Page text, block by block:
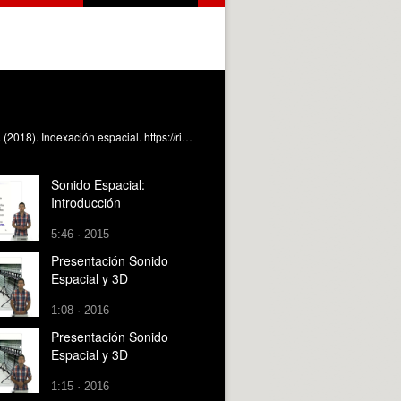
Este OA muestra el concepto de indexado espacial y las ventajas de tener indexadas las tablas espaciales. Coll Aliaga, PE. (2018). Indexación espacial. https://riunet.upv.es/handle/10251/102420 DER
Sonido Espacial:
Introducción
5:46 · 2015
Presentación Sonido
Espacial y 3D
1:08 · 2016
Presentación Sonido
Espacial y 3D
1:15 · 2016